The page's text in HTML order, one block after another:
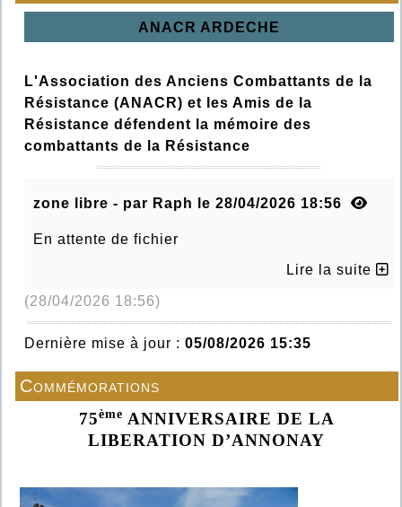
ANACR ARDECHE
L'Association des Anciens Combattants de la
Résistance (ANACR) et les Amis de la
Résistance défendent la mémoire des
combattants de la Résistance
zone libre - par Raph le 28/04/2026 18:56
En attente de fichier
Lire la suite
(28/04/2026 18:56)
Dernière mise à jour : 05/08/2026 15:35
Commémorations
75ème ANNIVERSAIRE DE LA
LIBERATION D’ANNONAY